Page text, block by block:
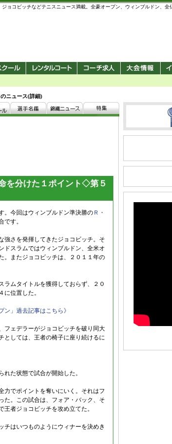
ョコビッチなどテニスニュース満載。全豪オープン、ウィンブルドン、全
ニュース(詳細)
を分けた１ポイント◇第５
。今回はウィンブルドン準決勝の Ｒ・
です。
強さを発揮してきたジョコビッチ。そ
ドスラムではウィンブルドン、全米オ
。またジョコビッチは、２０１１年の
ラムタイトルを獲得しておらず、２０
に位置した。
ン」過去記事はこちら》
フェデラーがジョコビッチを破り同大
としては、王者の椅子に座り続けるに
た状態で試合が開始した。
力でポイントを奪いにいく。それはフ
た。この試合は、フォア・バック、そ
者ジョコビッチを攻め立てた。
チはいつものようにウィナーを決めき